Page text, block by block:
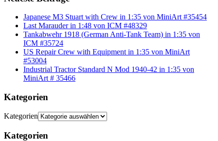
Japanese M3 Stuart with Crew in 1:35 von MiniArt #35454
Last Marauder in 1:48 von ICM #48329
Tankabwehr 1918 (German Anti-Tank Team) in 1:35 von
ICM #35724
US Repair Crew with Equipment in 1:35 von MiniArt
#53004
Industrial Tractor Standard N Mod 1940-42 in 1:35 von
MiniArt # 35466
Kategorien
Kategorien
Kategorien